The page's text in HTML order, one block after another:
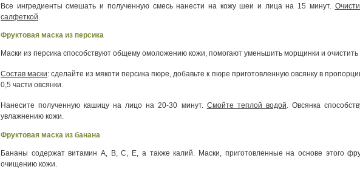
Все ингредиенты смешать и полученную смесь нанести на кожу шеи и лица на 15 минут.
салфеткой
Фруктовая маска из персика
Маски из персика способствуют общему омоложению кожи, помогают уменьшить морщинки и
Состав маски: сделайте из мякоти персика пюре, добавьте к пюре приготовленную овсянку в
0,5 части овсянки.
Нанесите полученную кашицу на лицо на 20-30 минут. Смойте теплой водой. Овсянка
увлажнению кожи.
Фруктовая маска из банана
Бананы содержат витамин А, В, С, Е, а также калий. Маски, приготовленные на основе этого
очищению кожи.